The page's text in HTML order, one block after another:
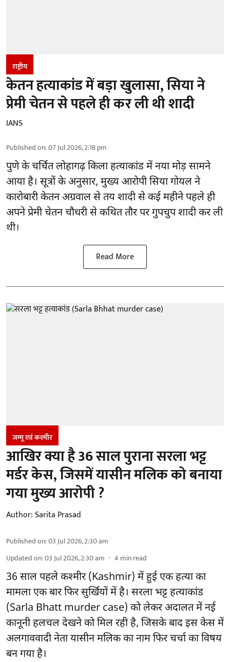
राष्ट्रीय
केतन हत्याकांड में बड़ा खुलासा, सिया ने
प्रेमी चेतन से पहले ही कर ली थी शादी
IANS
Published on:07 Jul 2026, 2:18 pm
पुणे के चर्चित लोहागढ़ किला हत्याकांड में नया मोड़ सामने
आया है। सूत्रों के अनुसार, मुख्य आरोपी सिया गोयल ने
कारोबारी केतन अग्रवाल से तय शादी से कई महीने पहले ही
अपने प्रेमी चेतन चौधरी से कथित तौर पर गुपचुप शादी कर ली
थी।
Read More
जम्‍मू एवं कश्‍मीर
आखिर क्या है 36 साल पुराना सरला भट्ट
मर्डर केस, जिसमें यासीन मलिक को बनाया
गया मुख्य आरोपी ?
Author:Sarita Prasad
Published on:03 Jul 2026, 2:30 am
Updated on:03 Jul 2026, 2:30 am 4 min read
36 साल पहले कश्मीर (Kashmir) में हुई एक हत्या का
मामला एक बार फिर सुर्खियों में है। सरला भट्ट हत्याकांड
(Sarla Bhatt murder case) को लेकर अदालत में नई
कानूनी हलचल देखने को मिल रही है, जिसके बाद इस केस में
अलगाववादी नेता यासीन मलिक का नाम फिर चर्चा का विषय
बन गया है।